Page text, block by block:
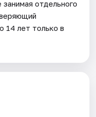
отдельного
лет только в